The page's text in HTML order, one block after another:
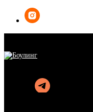
ОРГАНИЗАЦИЯ
ПОДАРОЧНЫЕ